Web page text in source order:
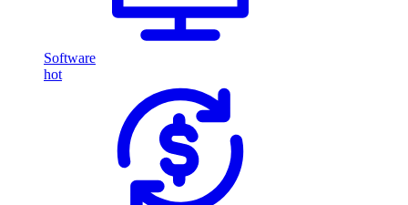
Software
hot